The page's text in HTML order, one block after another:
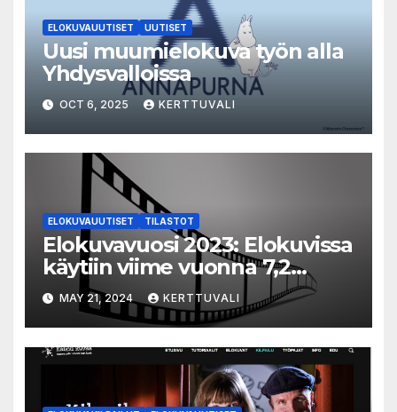
ELOKUVAUUTISET UUTISET
Uusi muumielokuva työn alla
Yhdysvalloissa
OCT 6, 2025 KERTTUVALI
ELOKUVAUUTISET TILASTOT
Elokuvavuosi 2023: Elokuvissa
käytiin viime vuonna 7,2
miljoonaa kertaa ympäri
Suomen
MAY 21, 2024 KERTTUVALI